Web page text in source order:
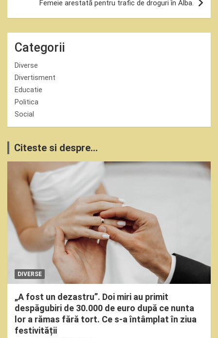
Femeie arestată pentru trafic de droguri în Alba.
Categorii
Diverse
Divertisment
Educatie
Politica
Social
Citeste si despre...
DIVERSE
„A fost un dezastru”. Doi miri au primit
despăgubiri de 30.000 de euro după ce nunta
lor a rămas fără tort. Ce s-a întâmplat în ziua
festivității